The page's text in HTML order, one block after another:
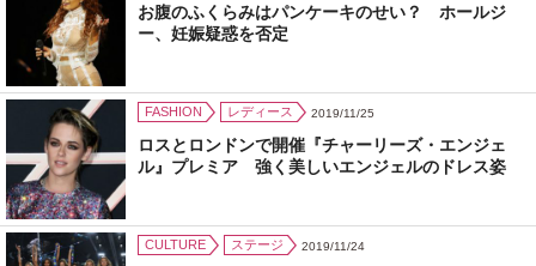
お腹のふくらみはパンケーキのせい？ ホールジ
ー、妊娠疑惑を否定
FASHION レディース 2019/11/25
ロスとロンドンで開催『チャーリーズ・エンジェ
ル』プレミア 強く美しいエンジェルのドレス姿
CULTURE ステージ 2019/11/24